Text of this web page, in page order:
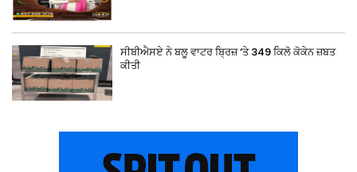
ਸੀਬੀਐਸਏ ਨੇ ਬਲੂ ਵਾਟਰ ਬ੍ਰਿਜ਼ ‘ਤੇ 349 ਕਿਲੋ ਕੋਕੇਨ ਜ਼ਬਤ
ਕੀਤੀ